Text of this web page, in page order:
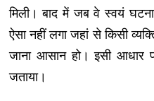
मिली। बाद में जब वे स्वयं
ऐसा नहीं लगा जहां से किसी
जाना आसान हो। इसी
जताया।